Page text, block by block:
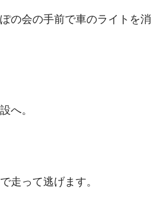
の会の手前で車のライトを消
へ。
走って逃げます。